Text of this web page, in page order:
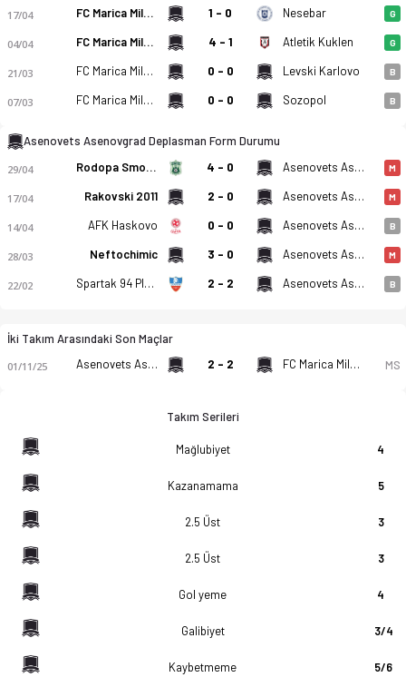
17/04 FC Marica Milevo 1 - 0 Nesebar G
04/04 FC Marica Milevo 4 - 1 Atletik Kuklen G
21/03 FC Marica Milevo 0 - 0 Levski Karlovo B
07/03 FC Marica Milevo 0 - 0 Sozopol B
Asenovets Asenovgrad Deplasman Form Durumu
29/04 Rodopa Smolyan 4 - 0 Asenovets Asenovgrad M
17/04 Rakovski 2011 2 - 0 Asenovets Asenovgrad M
14/04 AFK Haskovo 0 - 0 Asenovets Asenovgrad B
28/03 Neftochimic 3 - 0 Asenovets Asenovgrad M
22/02 Spartak 94 Plovdiv 2 - 2 Asenovets Asenovgrad B
İki Takım Arasındaki Son Maçlar
01/11/25 Asenovets Asenovgrad 2 - 2 FC Marica Milevo MS
Takım Serileri
Mağlubiyet 4
Kazanamama 5
2.5 Üst 3
2.5 Üst 3
Gol yeme 4
Galibiyet 3/4
Kaybetmeme 5/6